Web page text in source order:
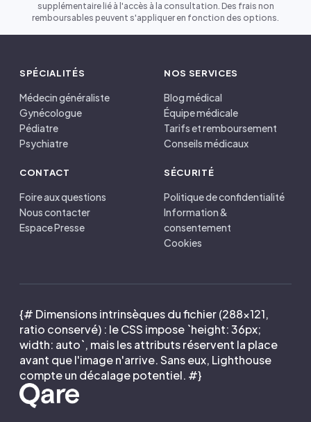
supplémentaire lié à l'accès à la consultation. Des frais non
remboursables peuvent s'appliquer en fonction des options.
SPÉCIALITÉS
Médecin généraliste
Gynécologue
Pédiatre
Psychiatre
NOS SERVICES
Blog médical
Équipe médicale
Tarifs et remboursement
Conseils médicaux
CONTACT
Foire aux questions
Nous contacter
Espace Presse
SÉCURITÉ
Politique de confidentialité
Information &
consentement
Cookies
{# Dimensions intrinsèques du fichier (288×121,
ratio conservé) : le CSS impose `height: 36px;
width: auto`, mais les attributs réservent la place
avant que l'image n'arrive. Sans eux, Lighthouse
compte un décalage potentiel. #}